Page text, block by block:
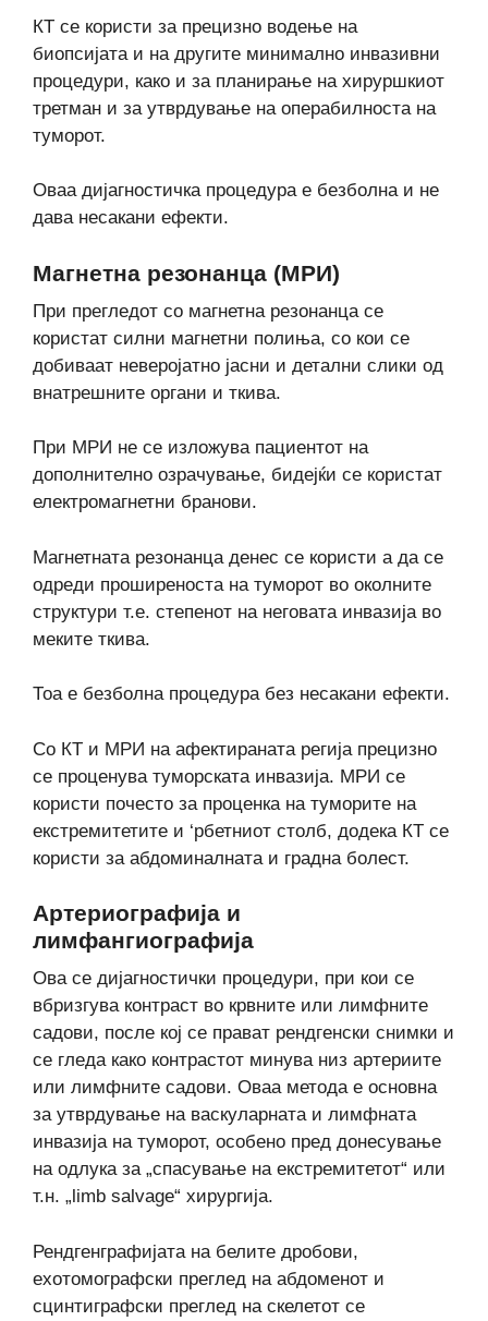
КТ се користи за прецизно водење на
биопсијата и на другите минимално инвазивни
процедури, како и за планирање на хируршкиот
третман и за утврдување на операбилноста на
туморот.
Оваа дијагностичка процедура е безболна и не
дава несакани ефекти.
Магнетна резонанца (МРИ)
При прегледот со магнетна резонанца се
користат силни магнетни полиња, со кои се
добиваат неверојатно јасни и детални слики од
внатрешните органи и ткива.
При МРИ не се изложува пациентот на
дополнително озрачување, бидејќи се користат
електромагнетни бранови.
Магнетната резонанца денес се користи а да се
одреди проширеноста на туморот во околните
структури т.е. степенот на неговата инвазија во
меките ткива.
Тоа е безболна процедура без несакани ефекти.
Со КТ и МРИ на афектираната регија прецизно
се проценува туморската инвазија. МРИ се
користи почесто за проценка на туморите на
екстремитетите и ‘рбетниот столб, додека КТ се
користи за абдоминалната и градна болест.
Артериографија и
лимфангиографија
Ова се дијагностички процедури, при кои се
вбризгува контраст во крвните или лимфните
садови, после кој се прават рендгенски снимки и
се гледа како контрастот минува низ артериите
или лимфните садови. Оваа метода е основна
за утврдување на васкуларната и лимфната
инвазија на туморот, особено пред донесување
на одлука за „спасување на екстремитетот“ или
т.н. „limb salvage“ хирургија.
Рендгенграфијата на белите дробови,
ехотомографски преглед на абдоменот и
сцинтиграфски преглед на скелетот се